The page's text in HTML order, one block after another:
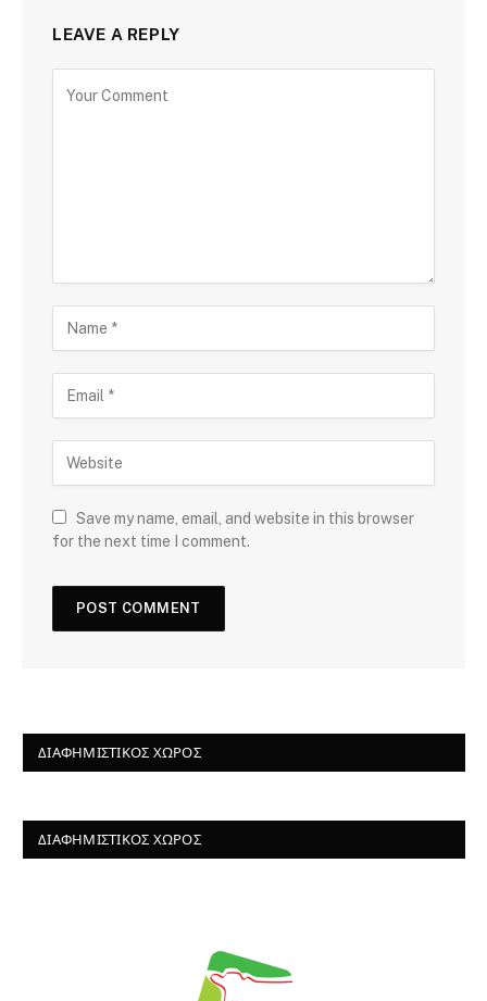
LEAVE A REPLY
Save my name, email, and website in this browser
for the next time I comment.
ΔΙΑΦΗΜΙΣΤΙΚΌΣ ΧΏΡΟΣ
ΔΙΑΦΗΜΙΣΤΙΚΌΣ ΧΏΡΟΣ